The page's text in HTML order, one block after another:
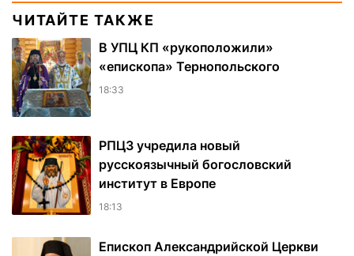
ЧИТАЙТЕ ТАКЖЕ
В УПЦ КП «рукоположили»
«епископа» Тернопольского
18:33
РПЦЗ учредила новый
русскоязычный богословский
институт в Европе
18:13
Епископ Александрийской Церкви